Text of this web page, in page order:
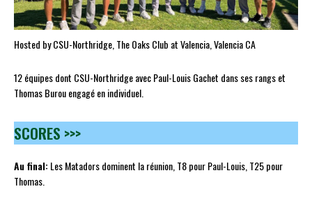
Hosted by CSU-Northridge, The Oaks Club at Valencia, Valencia CA
12 équipes dont CSU-Northridge avec Paul-Louis Gachet dans ses rangs et
Thomas Burou engagé en individuel.
SCORES >>>
Au final:Les Matadors dominent la réunion, T8 pour Paul-Louis, T25 pour
Thomas.